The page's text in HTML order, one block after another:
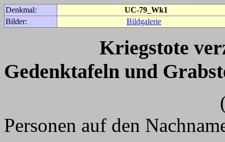
Denkmal:
UC-79_Wk1
Bilder:
Bildgalerie
Kriegstote
Gedenktafeln und
(Für weitere
Personen auf den